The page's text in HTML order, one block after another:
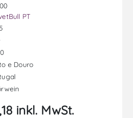
PT
e Douro
inkl. MwSt.